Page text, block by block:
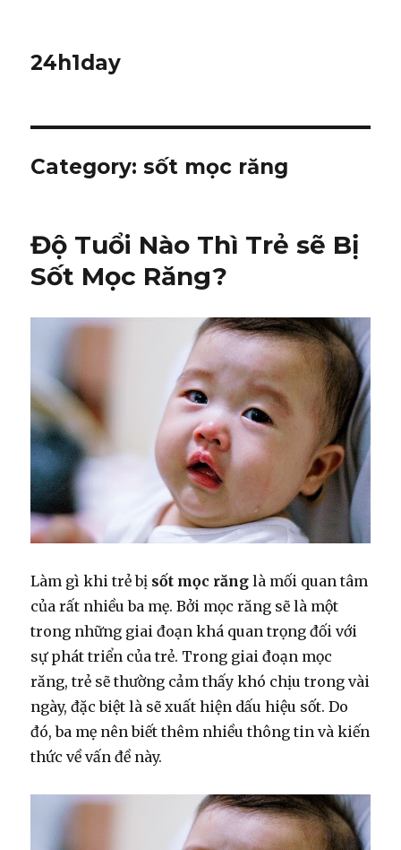
24h1day
Category: sốt mọc răng
Độ Tuổi Nào Thì Trẻ sẽ Bị
Sốt Mọc Răng?
Làm gì khi trẻ bị sốt mọc răng là mối quan tâm
của rất nhiều ba mẹ. Bởi mọc răng sẽ là một
trong những giai đoạn khá quan trọng đối với
sự phát triển của trẻ. Trong giai đoạn mọc
răng, trẻ sẽ thường cảm thấy khó chịu trong vài
ngày, đặc biệt là sẽ xuất hiện dấu hiệu sốt. Do
đó, ba mẹ nên biết thêm nhiều thông tin và kiến
thức về vấn đề này.